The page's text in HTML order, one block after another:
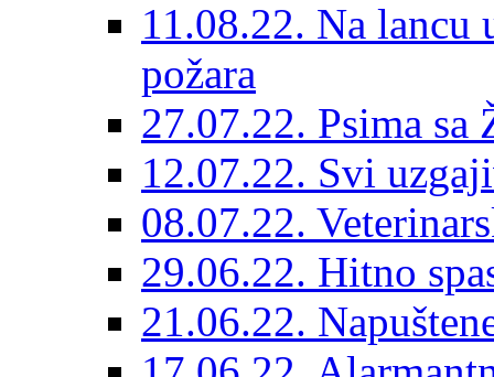
11.08.22. Na
požara
27.07.22. Psima sa
12.07.22. Svi
08.07.22.
29.06.22. Hitno
21.06.22.